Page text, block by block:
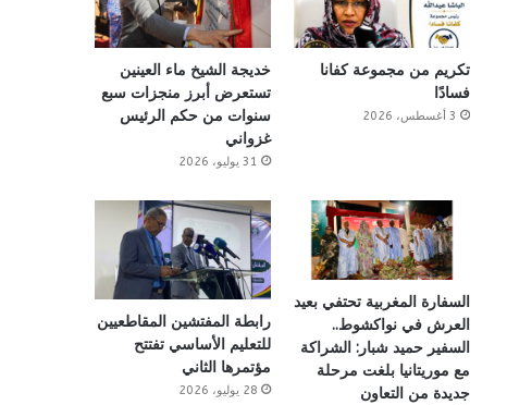
تكريم من مجموعة كفانا
فسادًا
3 أغسطس، 2026
خديجة الشيخ ماء العينين
تستعرض أبرز منجزات سبع
سنوات من حكم الرئيس
غزواني
31 يوليو، 2026
السفارة المغربية تحتفي بعيد
العرش في نواكشوط..
السفير حميد شبار: الشراكة
مع موريتانيا بلغت مرحلة
جديدة من التعاون
رابطة المفتشين المقاطعيين
للتعليم الأساسي تفتتح
مؤتمرها الثاني
28 يوليو، 2026